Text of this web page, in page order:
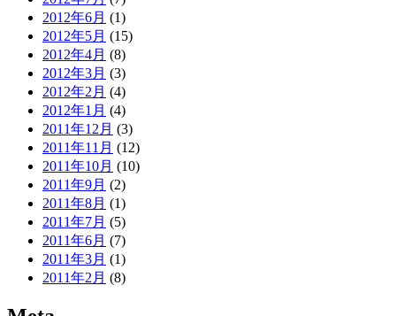
2012年6月 (1)
2012年5月 (15)
2012年4月 (8)
2012年3月 (3)
2012年2月 (4)
2012年1月 (4)
2011年12月 (3)
2011年11月 (12)
2011年10月 (10)
2011年9月 (2)
2011年8月 (1)
2011年7月 (5)
2011年6月 (7)
2011年3月 (1)
2011年2月 (8)